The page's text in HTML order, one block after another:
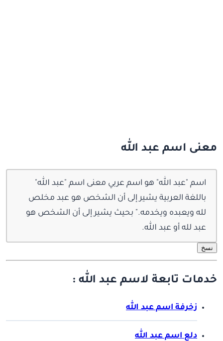
معنى اسم عبد الله
اسم "عبد الله" هو اسم عربي معنى اسم "عبد الله"
باللغة العربية يشير إلى أن الشخص هو عبد مخلص
لله ويعبده ويخدمه." بحيث يشير إلى أن الشخص هو
عبد لله أو عبد الله.
نسخ
خدمات تابعة لاسم عبد الله :
زخرفة اسم عبد الله
دلع اسم عبد الله